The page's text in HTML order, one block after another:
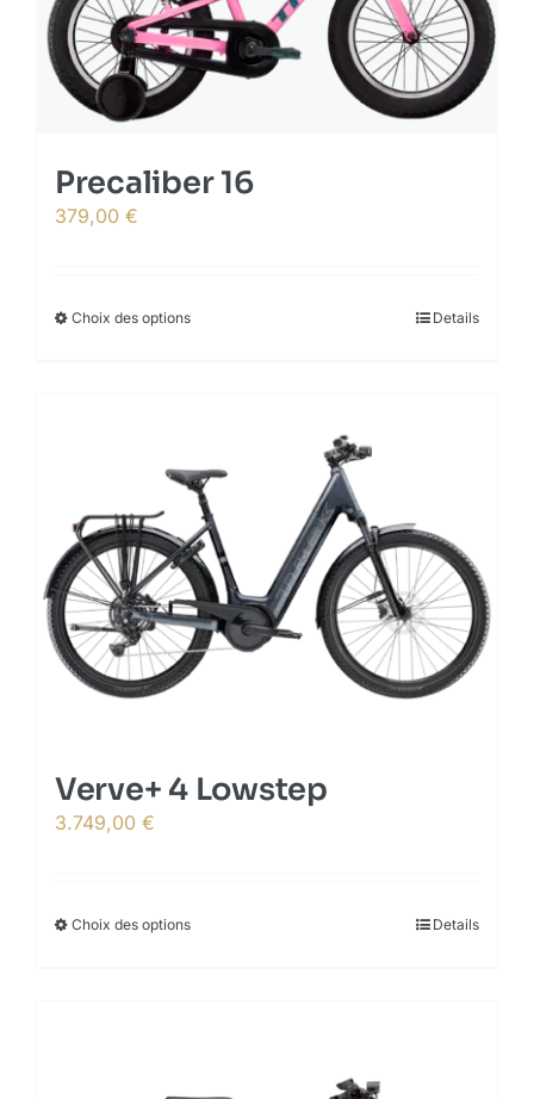
Precaliber 16
379,00 €
Choix des optionsThis
The
options
may
be
chosen
on
the
Details
Verve+ 4 Lowstep
3.749,00 €
Choix des optionsThis
Details